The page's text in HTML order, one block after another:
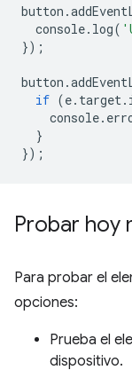
button .
console. log(
});
button .
if (e. target.
console.
}
});
Probar hoy
Para probar el
opciones:
Prueba el
dispositivo.